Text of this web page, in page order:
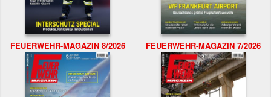
FEUERWEHR-MAGAZIN 8/2026 FEUERWEHR-MAGAZIN 7/2026